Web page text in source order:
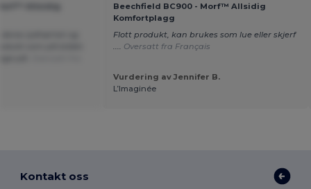
Beechfield BC900 - Morf™ Allsidig
Komfortplagg
Flott produkt, kan brukes som lue eller skjerf
.... Oversatt fra Français
Vurdering av Jennifer B.
L’Imaginée
Kontakt oss